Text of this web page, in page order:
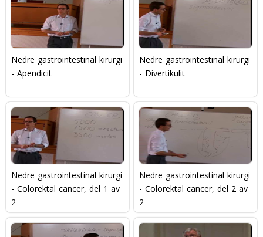
Nedre gastrointestinal kirurgi
- Apendicit
Nedre gastrointestinal kirurgi
- Divertikulit
Nedre gastrointestinal kirurgi
- Colorektal cancer, del 1 av
2
Nedre gastrointestinal kirurgi
- Colorektal cancer, del 2 av
2